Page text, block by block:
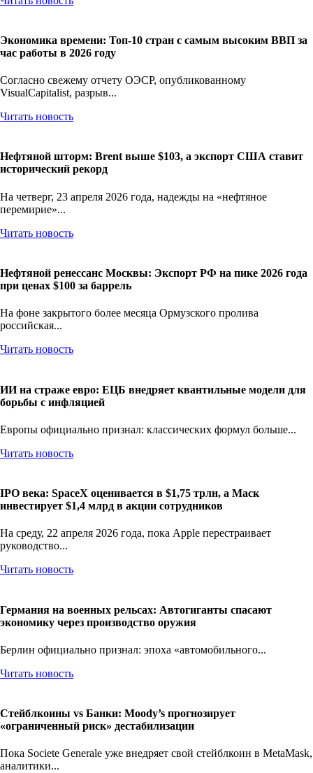
Экономика времени: Топ-10 стран с самым высоким ВВП за
час работы в 2026 году
Согласно свежему отчету ОЭСР, опубликованному
VisualCapitalist, разрыв...
Читать новость
Нефтяной шторм: Brent выше $103, а экспорт США ставит
исторический рекорд
На четверг, 23 апреля 2026 года, надежды на «нефтяное
перемирие»...
Читать новость
Нефтяной ренессанс Москвы: Экспорт РФ на пике 2026 года
при ценах $100 за баррель
На фоне закрытого более месяца Ормузского пролива
российская...
Читать новость
ИИ на страже евро: ЕЦБ внедряет квантильные модели для
борьбы с инфляцией
Европы официально признал: классических формул больше...
Читать новость
IPO века: SpaceX оценивается в $1,75 трлн, а Маск
инвестирует $1,4 млрд в акции сотрудников
На среду, 22 апреля 2026 года, пока Apple перестраивает
руководство...
Читать новость
Германия на военных рельсах: Автогиганты спасают
экономику через производство оружия
Берлин официально признал: эпоха «автомобильного...
Читать новость
Стейблкоины vs Банки: Moody’s прогнозирует
«ограниченный риск» дестабилизации
Пока Societe Generale уже внедряет свой стейблкоин в MetaMask,
аналитики...